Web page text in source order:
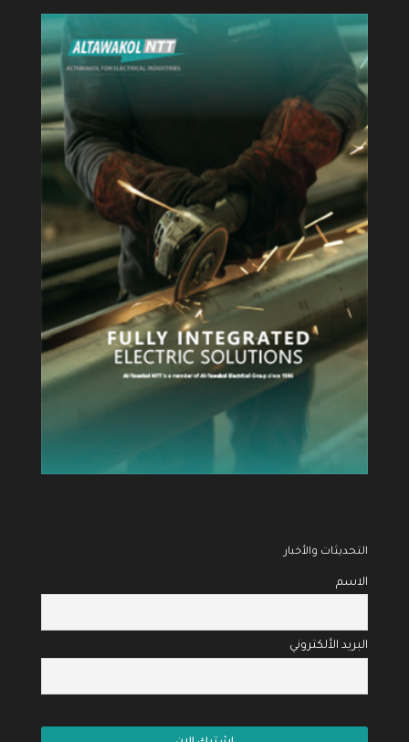
معاينة البروفايل
التحديثات والأخبار
الاسم
البريد الألكتروني